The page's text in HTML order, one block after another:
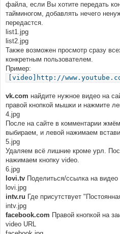
файла, если Вы хотите передать
тайминогом, добавлять нечего
передастся.
list1.jpg
list2.jpg
Также возможен просмотр сразу
конкретным пользователем.
Пример:
[video]http://
vk.com найдите нужное видео на
правой кнопкой мышки и нажмите
4.jpg
После на сайте в комментарии
выбираем, и левой нажимаем
5.jpg
Удаляем всё лишние кроме урл.
нажимаем кнопку video.
6.jpg
lovi.tv Поделиться/ссылка на видео
lovi.jpg
intv.ru Где присутствует
intv.jpg
facebook.com Правой кнопкой на
video URL